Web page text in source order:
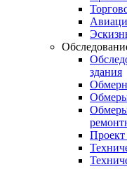
здания
Обмеры